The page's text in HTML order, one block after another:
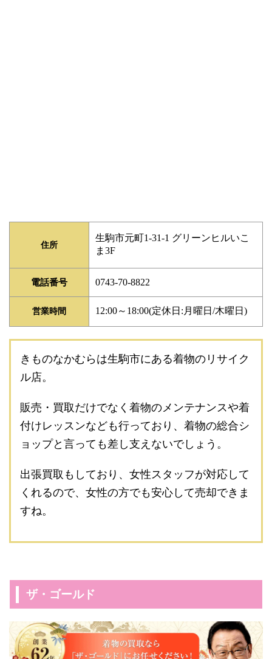
住所
生駒市元町1-31-1 グリーンヒルいこ
ま3F
電話番号 0743-70-8822
営業時間 12:00～18:00(定休日:月曜日/木曜日)
きものなかむらは生駒市にある着物のリサイク
ル店。
販売・買取だけでなく着物のメンテナンスや着
付けレッスンなども行っており、着物の総合シ
ョップと言っても差し支えないでしょう。
出張買取もしており、女性スタッフが対応して
くれるので、女性の方でも安心して売却できま
すね。
ザ・ゴールド